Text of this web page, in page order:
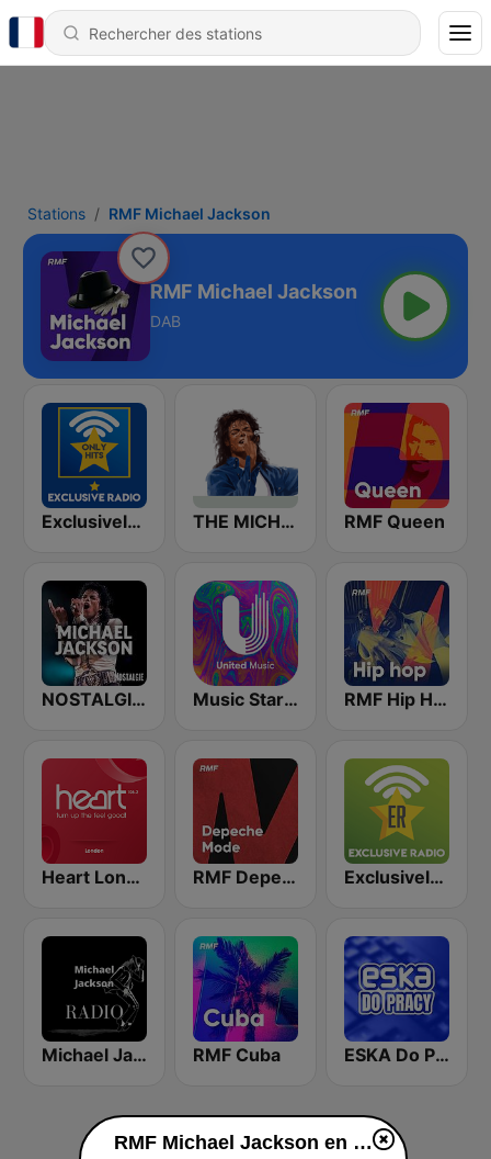
Stations RMF Michael Jackson
RMF Michael Jackson
DAB
Exclusively Michael Jackson - HITS THE MICHAEL JACKSON RADIO STORY RMF Queen
NOSTALGIE MICHAEL JACKSON Music Star Michael Jackson - United Music RMF Hip Hop
Heart London RMF Depeche Mode Exclusively Michael Jackson
Michael Jackson Radio RMF Cuba ESKA Do Pracy
RMF Michael Jackson en ligne